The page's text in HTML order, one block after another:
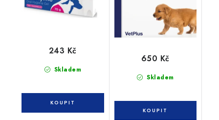
Skladem
243 Kč
Skladem
650 Kč